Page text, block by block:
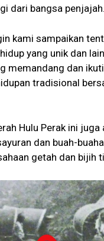
dari bangsa penjajah.
kami sampaikan
yang unik dan
memandang dan
tradisional
Hulu Perak ini
dan buah-
getah dan bijih